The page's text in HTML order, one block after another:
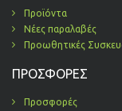
Προϊόντα
Νέες παραλαβές
Προωθητικές
ΠΡΟΣΦΟΡΈΣ
Προσφορές